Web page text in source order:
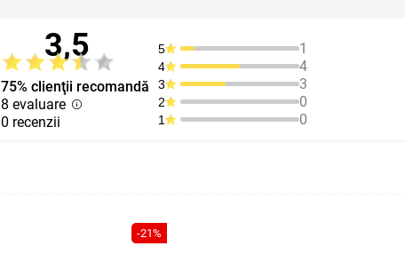
3,5
75% clienţii recomandă
8 evaluare
0 recenzii
5 1
4 4
3 3
2 0
1 0
-21%